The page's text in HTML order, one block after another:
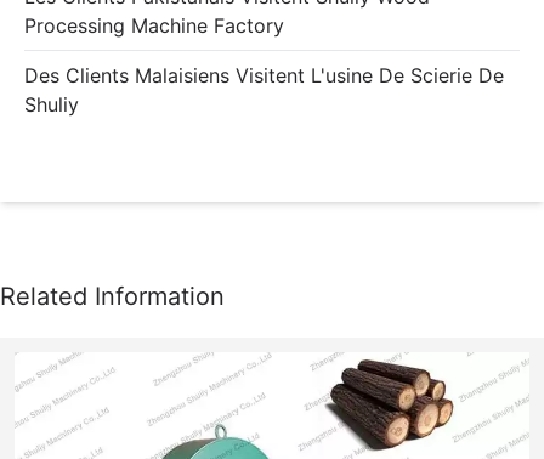
Processing Machine Factory
Des Clients Malaisiens Visitent L'usine De Scierie De
Shuliy